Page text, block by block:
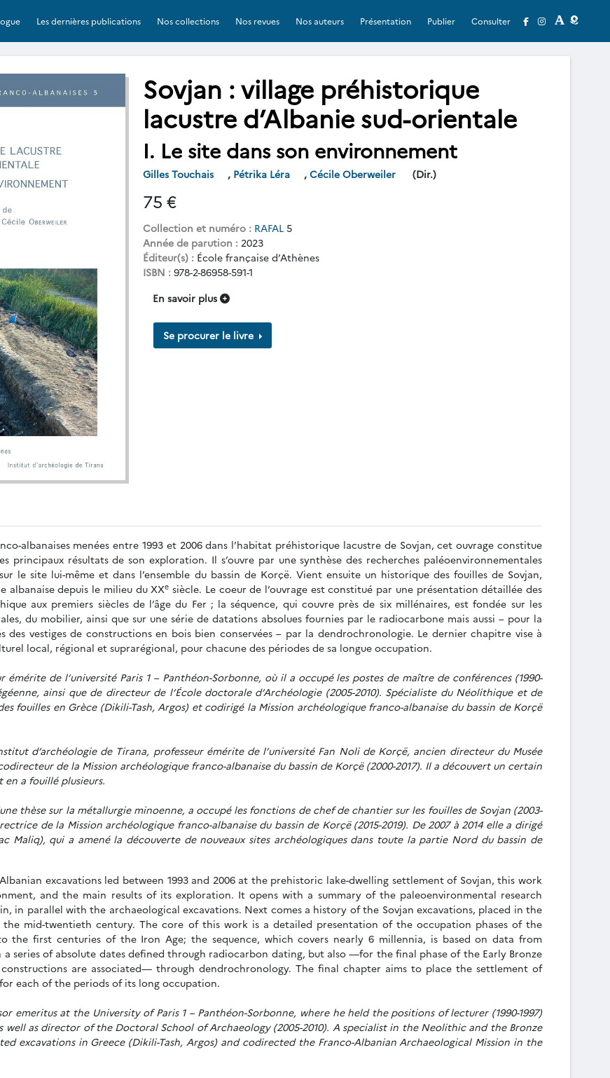
Les dernières publications Nos collections Nos revues Nos auteurs Présentation Publier Consulter
Sovjan : village préhistorique
lacustre d’Albanie sud-orientale
I. Le site dans son environnement
Gilles Touchais , Pétrika Léra , Cécile Oberweiler (Dir.)
75 €
Collection et numéro : RAFAL 5
Année de parution : 2023
Éditeur(s) : École française d’Athènes
ISBN : 978-2-86958-591-1
En savoir plus
Se procurer le livre
albanaises menées entre 1993 et 2006 dans l’habitat préhistorique lacustre de Sovjan, cet ouvrage constitue
principaux résultats de son exploration. Il s’ouvre par une synthèse des recherches paléoenvironnementales
le site lui-même et dans l’ensemble du bassin de Korçë. Vient ensuite un historique des fouilles de Sovjan,
albanaise depuis le milieu du XXe siècle. Le coeur de l’ouvrage est constitué par une présentation détaillée des
aux premiers siècles de l’âge du Fer ; la séquence, qui couvre près de six millénaires, est fondée sur les
du mobilier, ainsi que sur une série de datations absolues fournies par le radiocarbone mais aussi – pour la
des vestiges de constructions en bois bien conservées – par la dendrochronologie. Le dernier chapitre vise à
local, régional et suprarégional, pour chacune des périodes de sa longue occupation.
émérite de l’université Paris 1 – Panthéon-Sorbonne, où il a occupé les postes de maître de conférences (1990-
ainsi que de directeur de l’École doctorale d’Archéologie (2005-2010). Spécialiste du Néolithique et de
fouilles en Grèce (Dikili-Tash, Argos) et codirigé la Mission archéologique franco-albanaise du bassin de Korçë
d’archéologie de Tirana, professeur émérite de l’université Fan Noli de Korçë, ancien directeur du Musée
de la Mission archéologique franco-albanaise du bassin de Korçë (2000-2017). Il a découvert un certain
a fouillé plusieurs.
thèse sur la métallurgie minoenne, a occupé les fonctions de chef de chantier sur les fouilles de Sovjan (2003-
de la Mission archéologique franco-albanaise du bassin de Korçë (2015-2019). De 2007 à 2014 elle a dirigé
Maliq), qui a amené la découverte de nouveaux sites archéologiques dans toute la partie Nord du bassin de
excavations led between 1993 and 2006 at the prehistoric lake-dwelling settlement of Sovjan, this work
and the main results of its exploration. It opens with a summary of the paleoenvironmental research
in parallel with the archaeological excavations. Next comes a history of the Sovjan excavations, placed in the
mid-twentieth century. The core of this work is a detailed presentation of the occupation phases of the
first centuries of the Iron Age; the sequence, which covers nearly 6 millennia, is based on data from
series of absolute dates defined through radiocarbon dating, but also —for the final phase of the Early Bronze
are associated— through dendrochronology. The final chapter aims to place the settlement of
each of the periods of its long occupation.
emeritus at the University of Paris 1 – Panthéon-Sorbonne, where he held the positions of lecturer (1990-1997)
well as director of the Doctoral School of Archaeology (2005-2010). A specialist in the Neolithic and the Bronze
excavations in Greece (Dikili-Tash, Argos) and codirected the Franco-Albanian Archaeological Mission in the